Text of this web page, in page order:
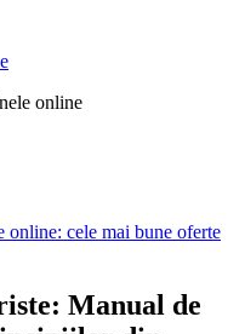
online
online: cele mai bune oferte
Manual de